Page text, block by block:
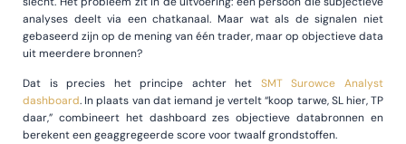
analyses deelt via een chatkanaal. Maar wat als de signalen niet
gebaseerd zijn op de mening van één trader, maar op objectieve data
uit meerdere bronnen?
Dat is precies het principe achter het SMT Surowce Analyst
dashboard. In plaats van dat iemand je vertelt “koop tarwe, SL hier, TP
daar,” combineert het dashboard zes objectieve databronnen en
berekent een geaggregeerde score voor twaalf grondstoffen.